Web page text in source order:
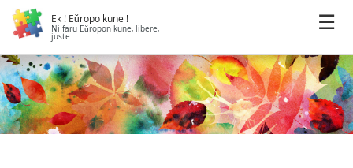
Ek ! Eŭropo kune !
Ni faru Eŭropon kune, libere,
juste